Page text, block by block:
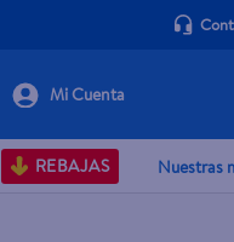
REBAJAS Nuestras